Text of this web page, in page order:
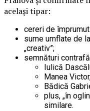
același tipar:
cereri de
sume umflate de
„creativ”;
semnături
Iulică
Manea
Bădică
plus, „în
similare.